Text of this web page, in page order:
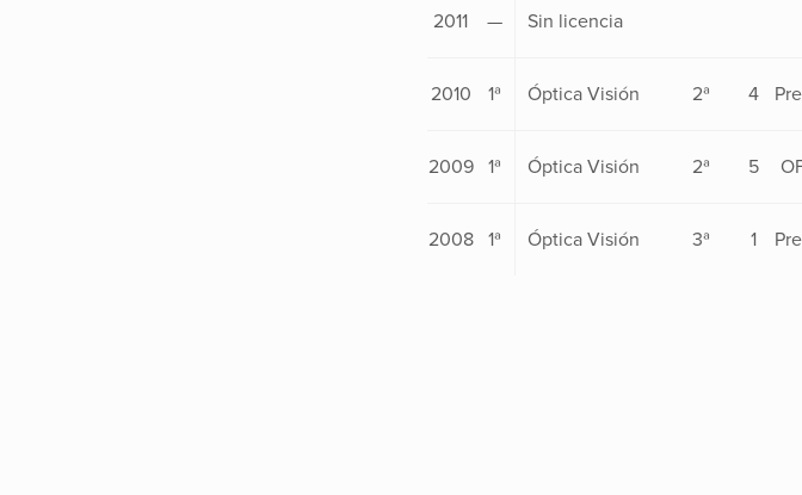
2011 — Sin licencia
2010 1ª Óptica Visión 2ª 4
2009 1ª Óptica Visión 2ª 5
2008 1ª Óptica Visión 3ª 1